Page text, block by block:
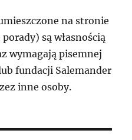
na stronie
są własnością
wymagają pisemnej
fundacji Salemander
inne osoby.